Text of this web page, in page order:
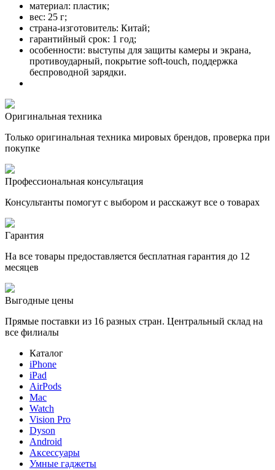
материал: пластик;
вес: 25 г;
страна-изготовитель: Китай;
гарантийный срок: 1 год;
особенности: выступы для защиты камеры и экрана,
противоударный, покрытие soft-touch, поддержка
беспроводной зарядки.
Оригинальная техника
Только оригинальная техника мировых брендов, проверка при
покупке
Профессиональная консультация
Консультанты помогут с выбором и расскажут все о товарах
Гарантия
На все товары предоставляется бесплатная гарантия до 12
месяцев
Выгодные цены
Прямые поставки из 16 разных стран. Центральный склад на
все филиалы
Каталог
iPhone
iPad
AirPods
Mac
Watch
Vision Pro
Dyson
Android
Аксессуары
Умные гаджеты